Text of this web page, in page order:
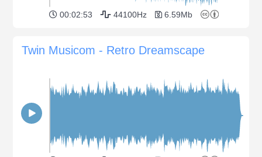
00:02:53 44100Hz 6.59Mb
Twin Musicom - Retro Dreamscape